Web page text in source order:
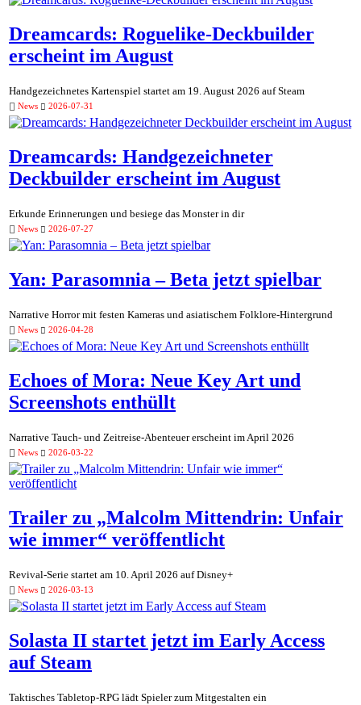
Dreamcards: Roguelike-Deckbuilder
erscheint im August
Handgezeichnetes Kartenspiel startet am 19. August 2026 auf Steam
News 2026-07-31
Dreamcards: Handgezeichneter
Deckbuilder erscheint im August
Erkunde Erinnerungen und besiege das Monster in dir
News 2026-07-27
Yan: Parasomnia – Beta jetzt spielbar
Narrative Horror mit festen Kameras und asiatischem Folklore-Hintergrund
News 2026-04-28
Echoes of Mora: Neue Key Art und
Screenshots enthüllt
Narrative Tauch- und Zeitreise-Abenteuer erscheint im April 2026
News 2026-03-22
Trailer zu „Malcolm Mittendrin: Unfair
wie immer“ veröffentlicht
Revival-Serie startet am 10. April 2026 auf Disney+
News 2026-03-13
Solasta II startet jetzt im Early Access
auf Steam
Taktisches Tabletop-RPG lädt Spieler zum Mitgestalten ein